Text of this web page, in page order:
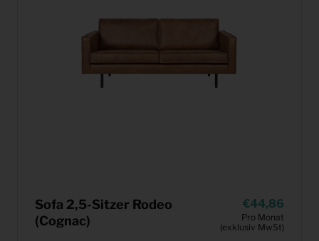
Sofa 2,5-Sitzer Rodeo
(Cognac)
44,86
Pro Monat
(exklusiv MwSt)